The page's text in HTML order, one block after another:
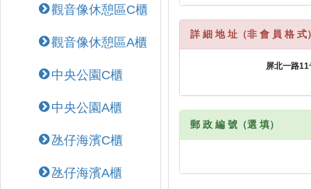
觀音像休憩區C櫃
觀音像休憩區A櫃
中央公園C櫃
中央公園A櫃
氹仔海濱C櫃
氹仔海濱A櫃
詳 細 地 址（非 會 員 格 式
郵 政 編 號（選 填）